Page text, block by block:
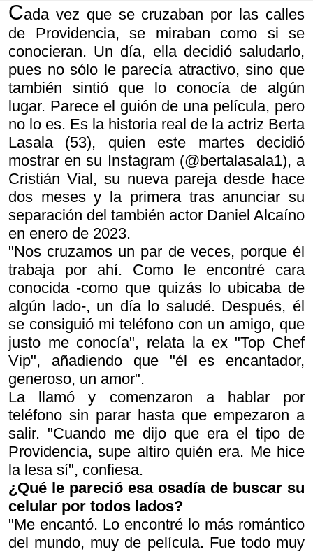
Cada vez que se cruzaban por las calles
de Providencia, se miraban como si se
conocieran. Un día, ella decidió saludarlo,
pues no sólo le parecía atractivo, sino que
también sintió que lo conocía de algún
lugar. Parece el guión de una película, pero
no lo es. Es la historia real de la actriz Berta
Lasala (53), quien este martes decidió
mostrar en su Instagram (@bertalasala1), a
Cristián Vial, su nueva pareja desde hace
dos meses y la primera tras anunciar su
separación del también actor Daniel Alcaíno
en enero de 2023.
"Nos cruzamos un par de veces, porque él
trabaja por ahí. Como le encontré cara
conocida -como que quizás lo ubicaba de
algún lado-, un día lo saludé. Después, él
se consiguió mi teléfono con un amigo, que
justo me conocía", relata la ex "Top Chef
Vip", añadiendo que "él es encantador,
generoso, un amor".
La llamó y comenzaron a hablar por
teléfono sin parar hasta que empezaron a
salir. "Cuando me dijo que era el tipo de
Providencia, supe altiro quién era. Me hice
la lesa sí", confiesa.
¿Qué le pareció esa osadía de buscar su
celular por todos lados?
"Me encantó. Lo encontré lo más romántico
del mundo, muy de película. Fue todo muy